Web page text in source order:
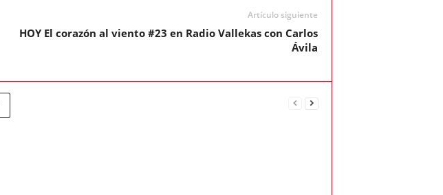
Artículo siguiente
HOY El corazón al viento #23 en Radio Vallekas con Carlos
Ávila